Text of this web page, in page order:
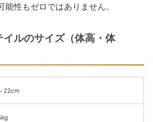
能性もゼロではありません。
イルのサイズ（体高・体
22cm